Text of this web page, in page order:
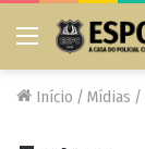
Menu
Início / Mídias /